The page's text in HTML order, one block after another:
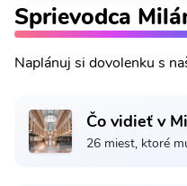
Sprievodca
Naplánuj si dovolenku s
Čo vidieť v
26 miest, ktoré